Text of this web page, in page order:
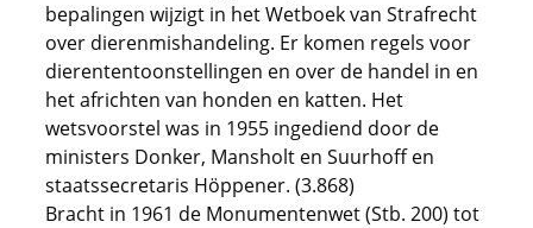
bepalingen wijzigt in het Wetboek van Strafrecht
over dierenmishandeling. Er komen regels voor
dierententoonstellingen en over de handel in en
het africhten van honden en katten. Het
wetsvoorstel was in 1955 ingediend door de
ministers Donker, Mansholt en Suurhoff en
staatssecretaris Höppener. (3.868)
Bracht in 1961 de Monumentenwet (Stb. 200) tot